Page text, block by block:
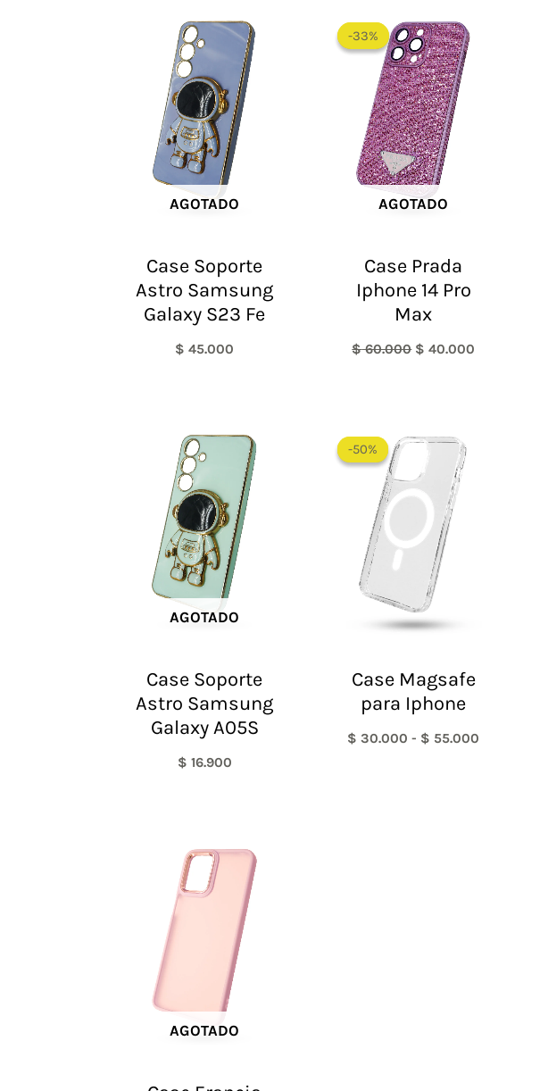
AGOTADO
Case Soporte
Astro Samsung
Galaxy S23 Fe
$ 45.000
-33%
AGOTADO
-33%
Case Prada
Iphone 14 Pro
Max
$60.000
precio
original
era:
$ 60.000.
$ 40.000
AGOTADO
Case Soporte
Astro Samsung
Galaxy A05S
$ 16.900
-50%
-50%
Case Magsafe
para Iphone
$ 30.000 - $ 55.000
AGOTADO